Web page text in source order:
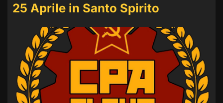
25 Aprile in Santo Spirito